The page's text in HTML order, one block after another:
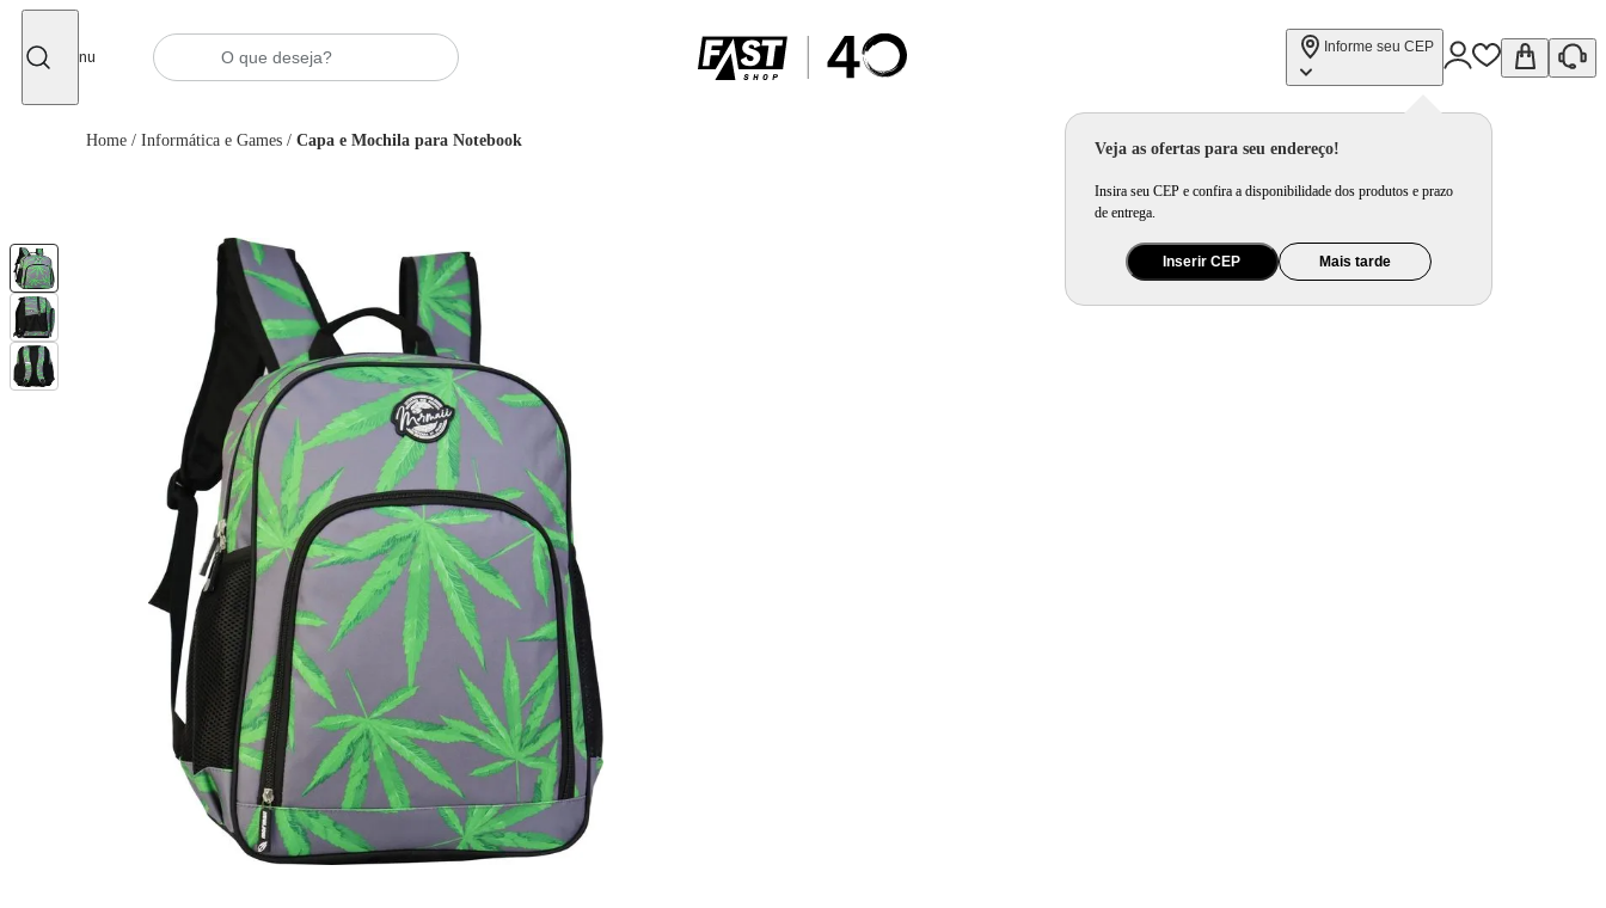
Menu
Informe seu CEP
Veja as ofertas para seu endereço!
Insira seu CEP e confira a disponibilidade dos produtos e prazo
de entrega.
Inserir CEP Mais tarde
Home / Informática e Games / Capa e Mochila para Notebook